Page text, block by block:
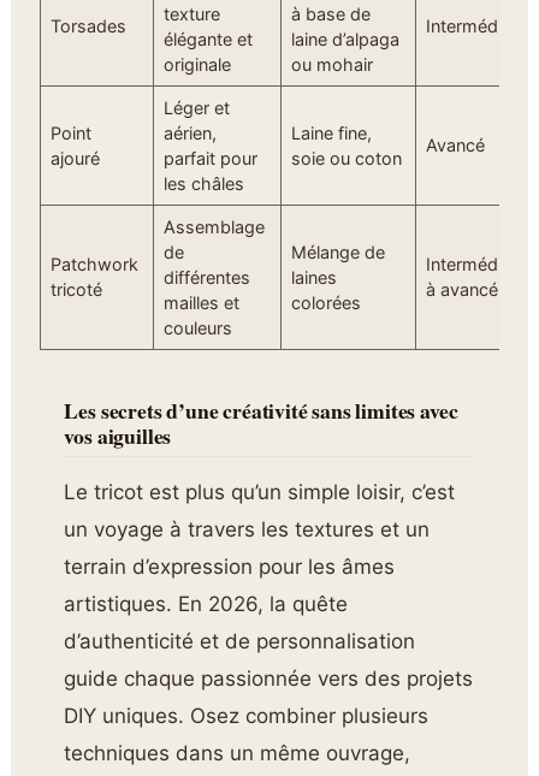
Torsades
texture
élégante et
originale
à base de
laine d’alpaga
ou mohair
Intermédiaire
Point
ajouré
Léger et
aérien,
parfait pour
les châles
Laine fine,
soie ou coton
Avancé
Patchwork
tricoté
Assemblage
de
différentes
mailles et
couleurs
Mélange de
laines
colorées
Intermédiaire
à avancé
Les secrets d’une créativité sans limites avec
vos aiguilles
Le tricot est plus qu’un simple loisir, c’est
un voyage à travers les textures et un
terrain d’expression pour les âmes
artistiques. En 2026, la quête
d’authenticité et de personnalisation
guide chaque passionnée vers des projets
DIY uniques. Osez combiner plusieurs
techniques dans un même ouvrage,